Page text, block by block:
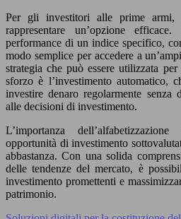
Per gli investitori alle prime armi,
rappresentare un’opzione
performance di un indice specifico,
modo semplice per accedere a
strategia che può essere utilizzata
sforzo è l’investimento automatico,
investire denaro regolarmente senza
alle decisioni di investimento.
L’importanza
opportunità di investimento
abbastanza. Con una solida
delle tendenze del mercato, è
investimento promettenti e
patrimonio.